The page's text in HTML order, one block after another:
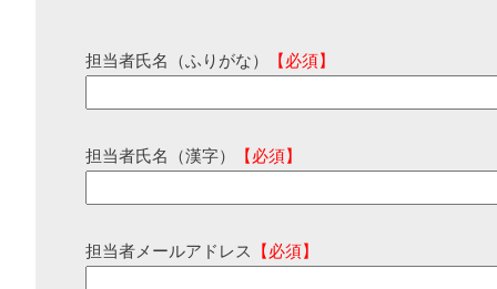
担当者氏名（ふりがな） 【必須】
担当者氏名（漢字） 【必須】
担当者メールアドレス 【必須】